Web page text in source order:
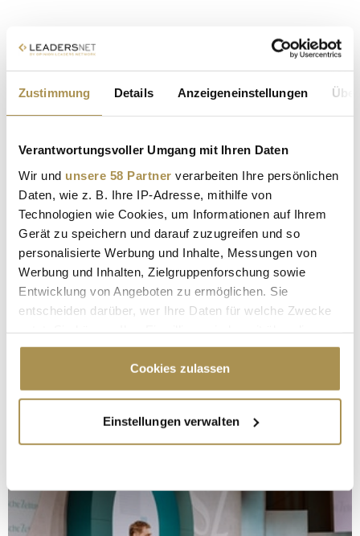
Zustimmung Details Anzeigeneinstellungen
Verantwortungsvoller Umgang mit Ihren Daten
Wir und unsere 58 Partner verarbeiten Ihre persönlichen
Daten, wie z. B. Ihre IP-Adresse, mithilfe von
Technologien wie Cookies, um Informationen auf Ihrem
Gerät zu speichern und darauf zuzugreifen und so
personalisierte Werbung und Inhalte, Messungen von
Werbung und Inhalten, Zielgruppenforschung sowie
Entwicklung von Angeboten zu ermöglichen. Sie
entscheiden darüber, wer Ihre Daten für welche Zwecke
Cookie-Erklärung oder durch Klicken auf das Privacy
Trigger Symbol ändern oder widerrufen
Informationen über Ihre geografische Lage
erfassen, welche bis auf einige Meter genau sein
bestimmten Merkmalen (Fingerprinting) identifizieren
Erfahren Sie mehr darüber, wie Ihre persönlichen Daten
Cookies zulassen
Einstellungen verwalten